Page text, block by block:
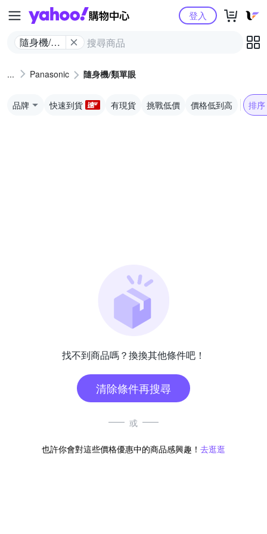
Yahoo購物中心
隨身機/類
登入
Panasonic 隨身機/類單眼
品牌 快速到貨 有現貨 挑戰低價 價格低到高 排序
找不到商品嗎？換換其他條件吧！
清除條件再搜尋
或
也許你會對這些價格優惠中的商品感興趣！ 去逛逛